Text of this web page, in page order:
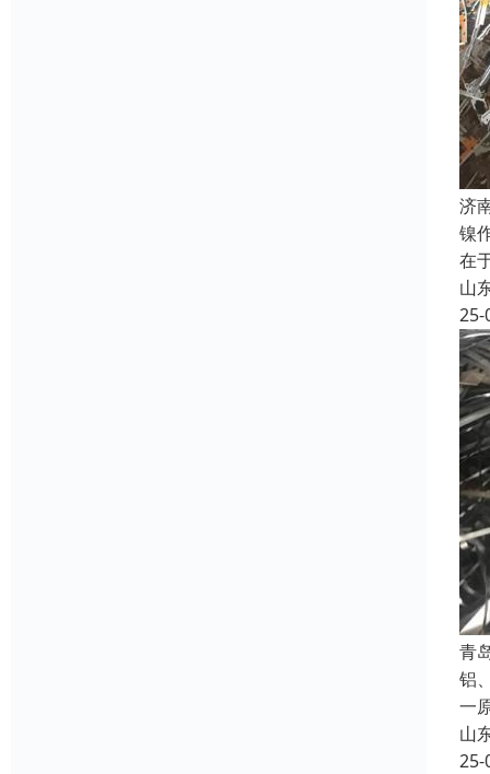
济
镍
在
山
25-
青
铝
一
山
25-